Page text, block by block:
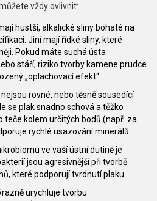
vždy ovlivnit:
hustší, alkalické sliny bohaté na
Jiní mají řídké sliny, které
Pokud máte suchá ústa
stáří, riziko tvorby kamene prudce
„oplachovací efekt“.
rovné, nebo těsně sousedící
se plak snadno schová a těžko
teče kolem určitých bodů (např. za
rychlé usazování minerálů.
ve vaší ústní dutině je
jsou agresivnější při tvorbě
které podporují tvrdnutí plaku.
urychluje tvorbu